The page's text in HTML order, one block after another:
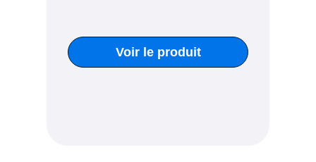
Voir le produit